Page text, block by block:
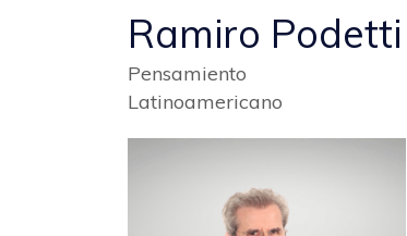
Ramiro Podetti
Pensamiento
Latinoamericano